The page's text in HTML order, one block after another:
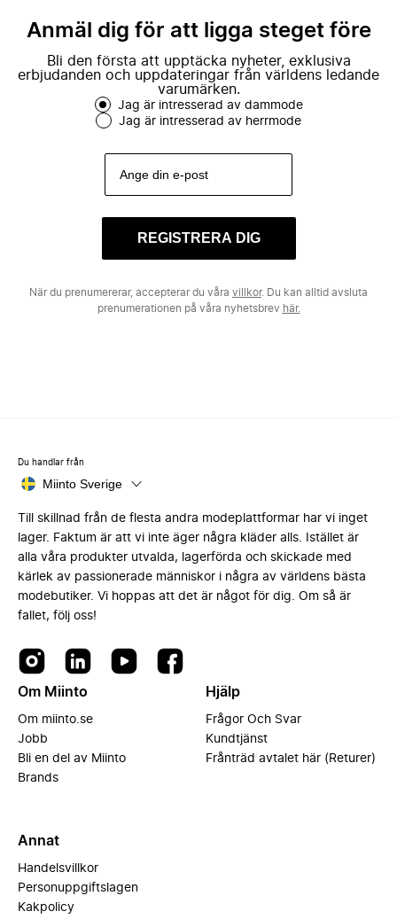
Anmäl dig för att ligga steget före
Bli den första att upptäcka nyheter, exklusiva
erbjudanden och uppdateringar från världens ledande
varumärken.
Jag är intresserad av dammode
Jag är intresserad av herrmode
REGISTRERA DIG
När du prenumererar, accepterar du våra villkor. Du kan alltid avsluta
prenumerationen på våra nyhetsbrev här.
Du handlar från
Miinto Sverige
Till skillnad från de flesta andra modeplattformar har vi inget
lager. Faktum är att vi inte äger några kläder alls. Istället är
alla våra produkter utvalda, lagerförda och skickade med
kärlek av passionerade människor i några av världens bästa
modebutiker. Vi hoppas att det är något för dig. Om så är
fallet, följ oss!
Om Miinto
Om miinto.se
Jobb
Bli en del av Miinto
Brands
Hjälp
Frågor Och Svar
Kundtjänst
Frånträd avtalet här (Returer)
Annat
Handelsvillkor
Personuppgiftslagen
Kakpolicy